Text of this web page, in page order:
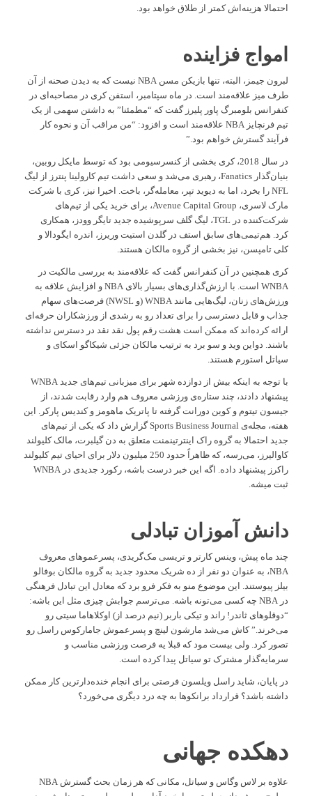
احتمالا هزینه‌اش کمتر از طلاق خواهد بود.
امواج فزاینده
لبرون جیمز، البته، تنها بازیکن مسن NBA نیست که به دیدن صحنه از آن
طرف میز علاقه‌مند است. در ماه سپتامبر، استفن کری در مصاحبه‌ای در
کنفرانس بلومبرگ پاور پلیرز گفت که “مطمئنا” به داشتن سهمی از یک
تیم فرنچایز NBA علاقه‌مند است و افزود: “من مراقب آن و نحوه کار
فرآیند گسترش خواهم بود.”
در سال 2018، کری بخشی از کنسرسیومی بود که توسط مایکل روبین،
بنیان‌گذار Fanatics، رهبری می‌شد و سعی داشت تیم کارولینا پنترز از لیگ
NFL را بخرد، اما به دیوید تپر، معامله‌گر، باخت. اخیرا نیز، کری با شرکت
مارک لاسری، Avenue Capital Group، برای خرید یکی از تیم‌های
شرکت‌کننده در TGL، لیگ گلف سرپوشیده جدید تایگر وودز، همکاری
کرد. هم‌تیمی‌های سابق استف در گلدن استیت وریرز، اندره ایگودالا و
کلی تامپسن، نیز بخشی از گروه مالکان هستند.
کری همچنین در آن کنفرانس گفت که علاقه‌مند به بررسی مالکیت در
WNBA است. با ارزش‌گذاری‌های بسیار بالای NBA و افزایش علاقه به
ورزش‌های زنان، لیگ‌هایی مانند WNBA (و NWSL) فرصت‌های سهام
جذاب و قابل دسترسی را برای تعداد رو به رشدی از ورزشکاران حرفه‌ای
ارائه کرده‌اند که ممکن است هشت رقم پول نقد نقد در دسترس نداشته
باشند. دواین وید و سو برد به ترتیب مالکان جزئی شیکاگو اسکای و
سیاتل استورم هستند.
با توجه به اینکه بیش از دوازده شهر برای میزبانی تیم‌های جدید WNBA
پیشنهاد دادند، چند ستاره‌ی ورزشی معروف هم وارد رقابت شدند، از
جیسون تیتوم و کوین دورانت گرفته تا پاتریک ماهومز و کندیس پارکر. این
هفته، مجله‌ی Sports Business Journal گزارش داد که یکی از تیم‌های
جدید احتمالا به گروه راک اینترتینمنت متعلق به دن گیلبرت، مالک کلیولند
کاوالیرز، می‌رسه، که ظاهراً حدود 250 میلیون دلار برای احیای تیم کلیولند
راکرز پیشنهاد داده. اگه این خبر درست باشه، رکورد جدیدی در WNBA
ثبت میشه.
دانش آموزان تبادلی
چند ماه پیش، وینس کارتر و تریسی مک‌گریدی، پسرعموهای معروف
NBA، به عنوان دو نفر از ده شریک محدود جدید به گروه مالکان بوفالو
بیلز پیوستند. این موضوع منو به فکر فرو برد که معادل این تبادل فرهنگی
در NBA چه کسی می‌تونه باشه. می‌ترسم جوابش چیزی مثل این باشه:
“دوقلوهای ثاندر! راند و تیکی باربر (نیم درصد از) اوکلاهاما سیتی رو
می‌خرند.” کاش می‌شد مارشون لینچ و پسرعموش جامارکوس راسل رو
تصور کرد. ولی بیست مود که قبلا یه فرصت ورزشی مناسب و
سرمایه‌گذار مشترک تو سیاتل پیدا کرده است.
در پایان، شاید راسل ویلسون فرصتی برای انجام خنده‌دارترین کار ممکن
داشته باشد؟ قرارداد برانکوها به چه درد دیگری می‌خورد؟
دهکده جهانی
علاوه بر لاس وگاس و سیاتل، مکانی که هر زمان بحث گسترش NBA